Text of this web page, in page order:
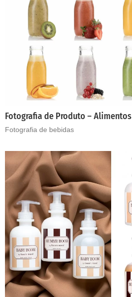
Fotografia de Produto – Alimentos
Fotografia de bebidas